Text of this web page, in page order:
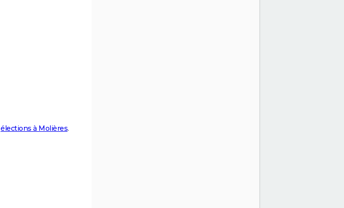
élections à Molières.